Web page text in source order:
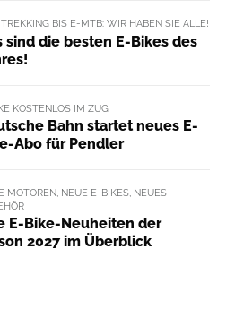
BIS E-MTB: WIR HABEN SIE ALLE!
sind die besten E-Bikes des
KOSTENLOS IM ZUG
Bahn startet neues E-
Abo für Pendler
MOTOREN, NEUE E-BIKES, NEUES
E-Bike-Neuheiten der
2027 im Überblick